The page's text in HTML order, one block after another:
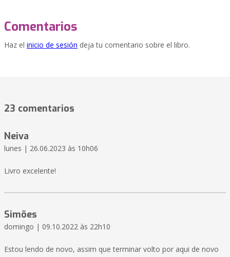
Comentarios
Haz el inicio de sesión deja tu comentario sobre el libro.
23 comentarios
Neiva
lunes | 26.06.2023 às 10h06
Livro excelente!
Simões
domingo | 09.10.2022 às 22h10
Estou lendo de novo, assim que terminar volto por aqui de novo